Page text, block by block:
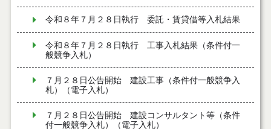
令和８年７月２８日執行 委託・賃貸借等入札結果
令和８年７月２８日執行 工事入札結果（条件付一
般競争入札）
７月２８日公告開始 建設工事（条件付一般競争入
札）（電子入札）
７月２８日公告開始 建設コンサルタント等（条件
付一般競争入札）（電子入札）